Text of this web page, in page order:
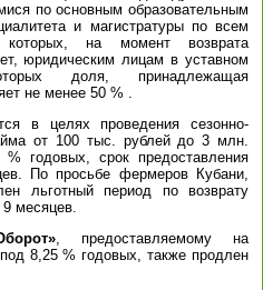
по основным образовательным
и магистратуры по всем
на момент возврата
юридическим лицам в уставном
доля, принадлежащая
не менее 50 % .
в целях проведения сезонно-
от 100 тыс. рублей до 3 млн.
годовых, срок предоставления
По просьбе фермеров Кубани,
льготный период по возврату
месяцев.
, предоставляемому на
8,25 % годовых, также продлен